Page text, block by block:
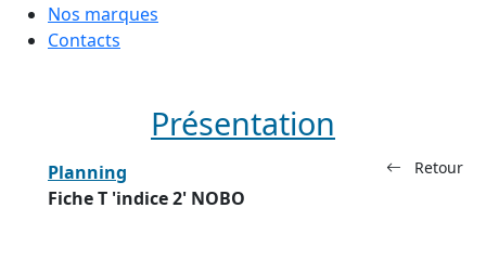
Nos marques
Contacts
Présentation
Retour
Planning
Fiche T 'indice 2' NOBO